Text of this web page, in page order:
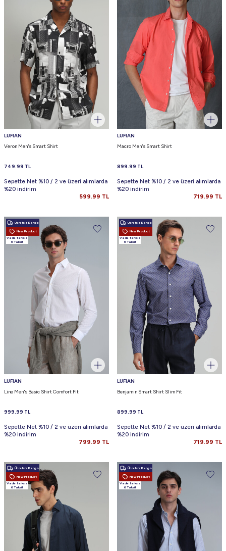
LUFIAN
Veron Men's Smart Shirt
749.99 TL
Sepette Net %10 / 2 ve üzeri alımlarda
%20 indirim
599.99 TL
LUFIAN
Macro Men's Smart Shirt
899.99 TL
Sepette Net %10 / 2 ve üzeri alımlarda
%20 indirim
719.99 TL
Ücretsiz Kargo
New Product
Vade farksız
6 Taksit
LUFIAN
Line Men's Basic Shirt Comfort Fit
999.99 TL
Sepette Net %10 / 2 ve üzeri alımlarda
%20 indirim
799.99 TL
Ücretsiz Kargo
New Product
Vade farksız
6 Taksit
LUFIAN
Benjamın Smart Shirt Slim Fit
899.99 TL
Sepette Net %10 / 2 ve üzeri alımlarda
%20 indirim
719.99 TL
Ücretsiz Kargo
New Product
Vade farksız
6 Taksit
Ücretsiz Kargo
New Product
Vade farksız
6 Taksit